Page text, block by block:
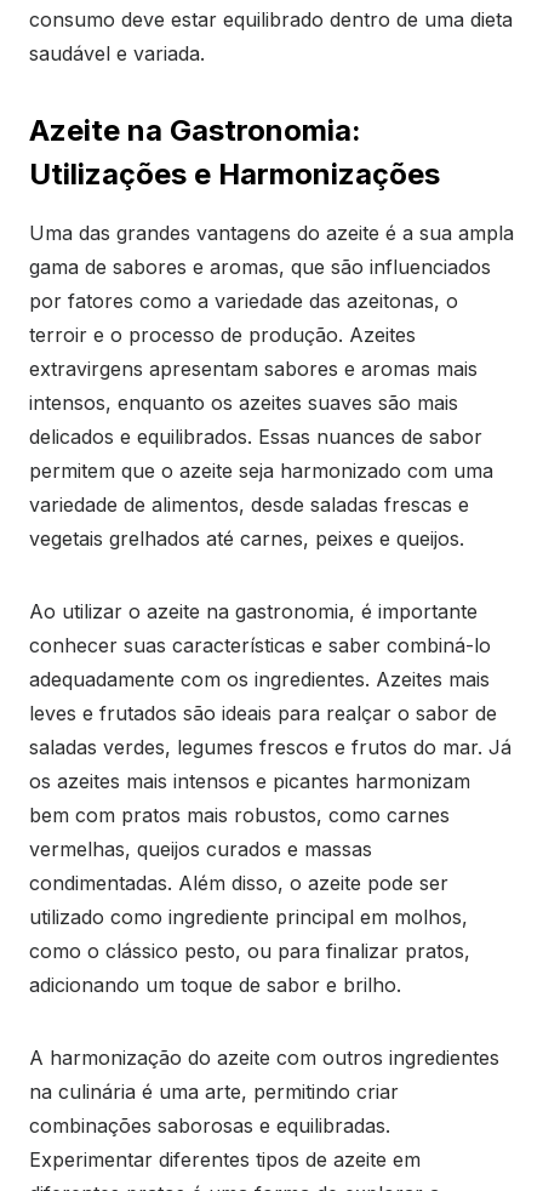
consumo deve estar equilibrado dentro de uma dieta
saudável e variada.
Azeite na Gastronomia:
Utilizações e Harmonizações
Uma das grandes vantagens do azeite é a sua ampla
gama de sabores e aromas, que são influenciados
por fatores como a variedade das azeitonas, o
terroir e o processo de produção. Azeites
extravirgens apresentam sabores e aromas mais
intensos, enquanto os azeites suaves são mais
delicados e equilibrados. Essas nuances de sabor
permitem que o azeite seja harmonizado com uma
variedade de alimentos, desde saladas frescas e
vegetais grelhados até carnes, peixes e queijos.
Ao utilizar o azeite na gastronomia, é importante
conhecer suas características e saber combiná-lo
adequadamente com os ingredientes. Azeites mais
leves e frutados são ideais para realçar o sabor de
saladas verdes, legumes frescos e frutos do mar. Já
os azeites mais intensos e picantes harmonizam
bem com pratos mais robustos, como carnes
vermelhas, queijos curados e massas
condimentadas. Além disso, o azeite pode ser
utilizado como ingrediente principal em molhos,
como o clássico pesto, ou para finalizar pratos,
adicionando um toque de sabor e brilho.
A harmonização do azeite com outros ingredientes
na culinária é uma arte, permitindo criar
combinações saborosas e equilibradas.
Experimentar diferentes tipos de azeite em